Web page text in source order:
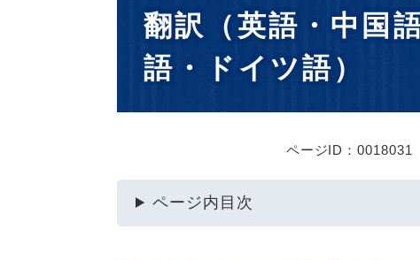
翻訳（英語・中国
語・ドイツ語）
ページID：0018031
ページ内目次